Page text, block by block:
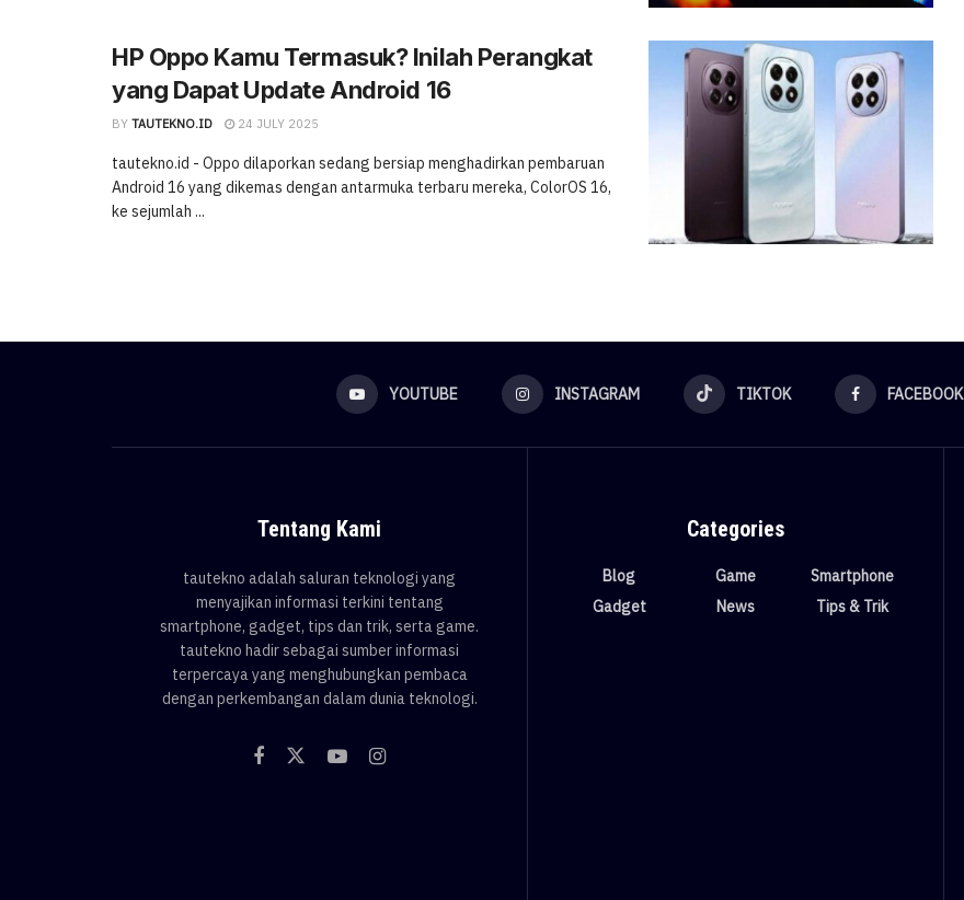
HP Oppo Kamu Termasuk? Inilah Perangkat
yang Dapat Update Android 16
BY TAUTEKNO.ID 24 JULY 2025
tautekno.id - Oppo dilaporkan sedang bersiap menghadirkan pembaruan
Android 16 yang dikemas dengan antarmuka terbaru mereka, ColorOS 16,
ke sejumlah ...
YOUTUBE INSTAGRAM TIKTOK FACEBOOK
Tentang Kami
tautekno adalah saluran teknologi yang
menyajikan informasi terkini tentang
smartphone, gadget, tips dan trik, serta game.
tautekno hadir sebagai sumber informasi
terpercaya yang menghubungkan pembaca
dengan perkembangan dalam dunia teknologi.
Categories
Blog
Gadget
Game
News
Smartphone
Tips & Trik